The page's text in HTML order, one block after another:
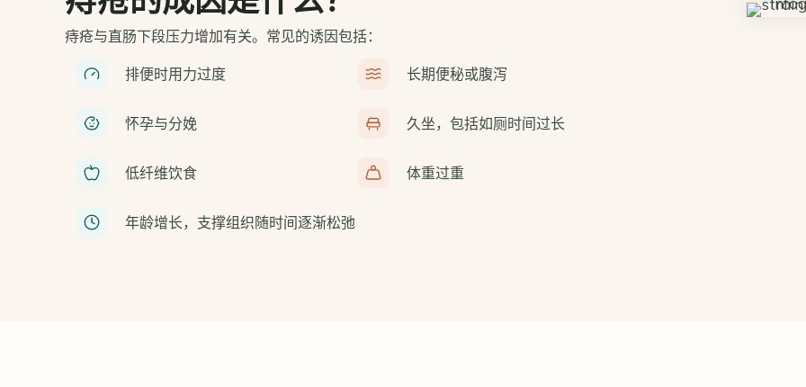
痔疮与直肠下段压力增加有关。常见的诱因包括：
排便时用力过度
怀孕与分娩
低纤维饮食
年龄增长，支撑组织随时间逐渐松弛
长期便秘或腹泻
久坐，包括如厕时间过长
体重过重